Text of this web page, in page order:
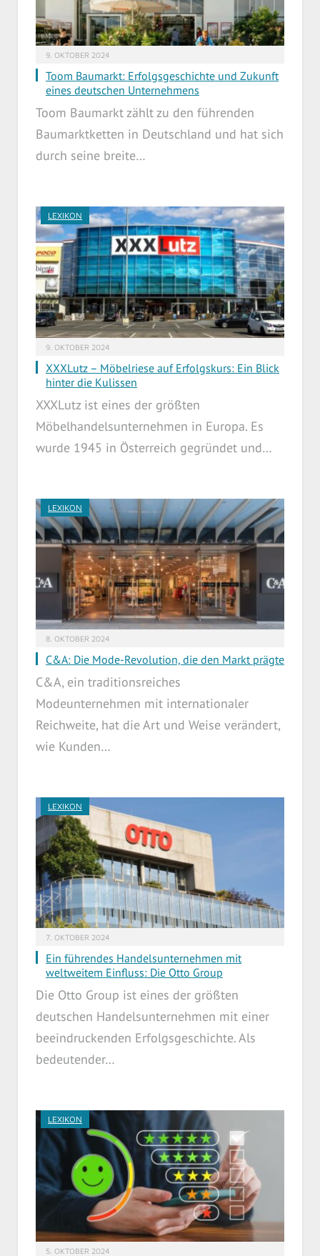
9. OKTOBER 2024
Toom Baumarkt: Erfolgsgeschichte und Zukunft
eines deutschen Unternehmens
Toom Baumarkt zählt zu den führenden
Baumarktketten in Deutschland und hat sich
durch seine breite…
LEXIKON
9. OKTOBER 2024
XXXLutz – Möbelriese auf Erfolgskurs: Ein Blick
hinter die Kulissen
XXXLutz ist eines der größten
Möbelhandelsunternehmen in Europa. Es
wurde 1945 in Österreich gegründet und…
LEXIKON
8. OKTOBER 2024
C&A: Die Mode-Revolution, die den Markt prägte
C&A, ein traditionsreiches
Modeunternehmen mit internationaler
Reichweite, hat die Art und Weise verändert,
wie Kunden…
LEXIKON
7. OKTOBER 2024
Ein führendes Handelsunternehmen mit
weltweitem Einfluss: Die Otto Group
Die Otto Group ist eines der größten
deutschen Handelsunternehmen mit einer
beeindruckenden Erfolgsgeschichte. Als
bedeutender…
LEXIKON
5. OKTOBER 2024